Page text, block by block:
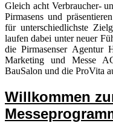
Gleich acht Verbraucher-
Pirmasens und
für unterschiedlichste
laufen dabei unter neuer
die Pirmasenser Agentur
Marketing und Messe
BauSalon und die ProVita
Willkommen